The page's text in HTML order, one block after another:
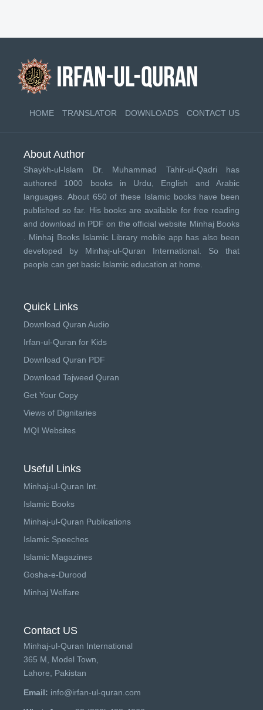
HOME TRANSLATOR DOWNLOADS CONTACT US
About Author
Shaykh-ul-Islam Dr. Muhammad Tahir-ul-Qadri has
authored 1000 books in Urdu, English and Arabic
languages. About 650 of these Islamic books have been
published so far. His books are available for free reading
and download in PDF on the official website Minhaj Books
Minhaj Books Islamic Library mobile app has also been
developed by Minhaj-ul-Quran International . So that
people can get basic Islamic education at home.
Quick Links
Download Quran Audio
Irfan-ul-Quran for Kids
Download Quran PDF
Download Tajweed Quran
Get Your Copy
Views of Dignitaries
MQI Websites
Useful Links
Minhaj-ul-Quran Int.
Islamic Books
Minhaj-ul-Quran Publications
Islamic Speeches
Islamic Magazines
Gosha-e-Durood
Minhaj Welfare
Contact US
Minhaj-ul-Quran International
365 M, Model Town,
Lahore, Pakistan
Email: info@irfan-ul-quran.com